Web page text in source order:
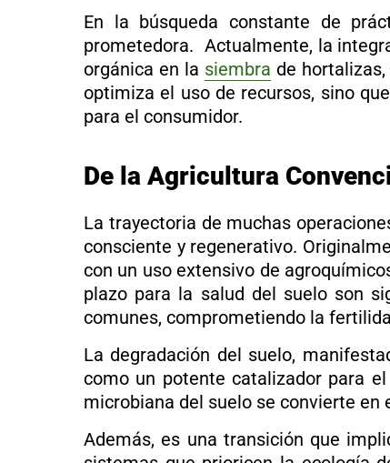
En la búsqueda constante de
prometedora. Actualmente, la
orgánica en la siembra de
optimiza el uso de recursos, sino
para el consumidor.
De la Agricultura
La trayectoria de muchas
consciente y regenerativo.
con un uso extensivo de
plazo para la salud del suelo son
comunes, comprometiendo la
La degradación del suelo,
como un potente catalizador para
microbiana del suelo se convierte en
Además, es una transición que